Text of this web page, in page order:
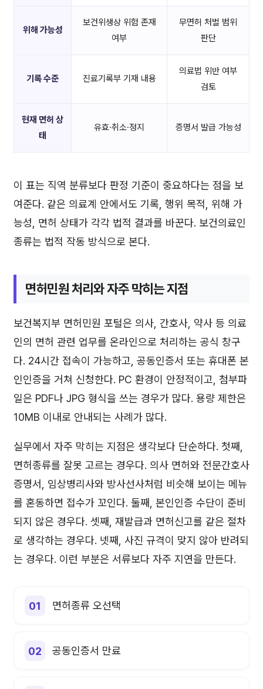
위해 가능성
보건위생상 위험 존재
여부
무면허 처벌 범위
판단
기록 수준 진료기록부 기재 내용
의료법 위반 여부
검토
현재 면허 상
태
유효·취소·정지 증명서 발급 가능성
이 표는 직역 분류보다 판정 기준이 중요하다는 점을 보
여준다. 같은 의료계 안에서도 기록, 행위 목적, 위해 가
능성, 면허 상태가 각각 법적 결과를 바꾼다. 보건의료인
종류는 법적 작동 방식으로 본다.
면허민원 처리와 자주 막히는 지점
보건복지부 면허민원 포털은 의사, 간호사, 약사 등 의료
인의 면허 관련 업무를 온라인으로 처리하는 공식 창구
다. 24시간 접속이 가능하고, 공동인증서 또는 휴대폰 본
인인증을 거쳐 신청한다. PC 환경이 안정적이고, 첨부파
일은 PDF나 JPG 형식을 쓰는 경우가 많다. 용량 제한은
10MB 이내로 안내되는 사례가 많다.
실무에서 자주 막히는 지점은 생각보다 단순하다. 첫째,
면허종류를 잘못 고르는 경우다. 의사 면허와 전문간호사
증명서, 임상병리사와 방사선사처럼 비슷해 보이는 메뉴
를 혼동하면 접수가 꼬인다. 둘째, 본인인증 수단이 준비
되지 않은 경우다. 셋째, 재발급과 면허신고를 같은 절차
로 생각하는 경우다. 넷째, 사진 규격이 맞지 않아 반려되
는 경우다. 이런 부분은 서류보다 자주 지연을 만든다.
면허종류 오선택
공동인증서 만료